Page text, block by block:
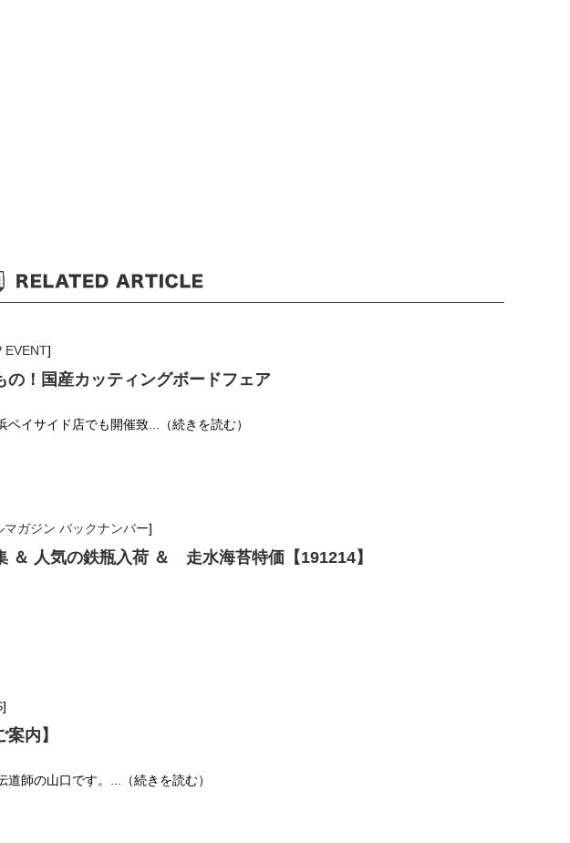
EVENT]
の！国産カッティングボードフェア
ベイサイド店でも開催致...（続きを読む）
マガジン バックナンバー]
＆ 人気の鉄瓶入荷 ＆ 走水海苔特価【191214】
]
案内】
道師の山口です。...（続きを読む）